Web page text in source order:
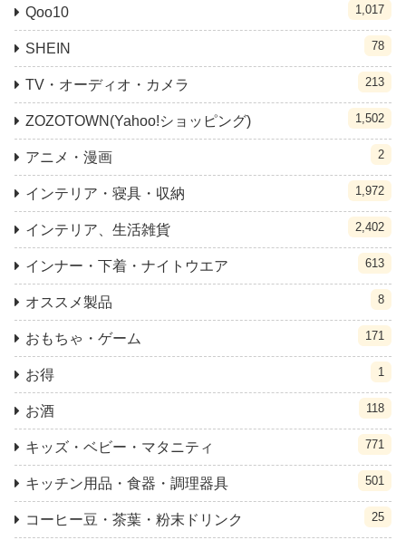
Qoo10 1,017
SHEIN 78
TV・オーディオ・カメラ 213
ZOZOTOWN(Yahoo!ショッピング) 1,502
アニメ・漫画 2
インテリア・寝具・収納 1,972
インテリア、生活雑貨 2,402
インナー・下着・ナイトウエア 613
オススメ製品 8
おもちゃ・ゲーム 171
お得 1
お酒 118
キッズ・ベビー・マタニティ 771
キッチン用品・食器・調理器具 501
コーヒー豆・茶葉・粉末ドリンク 25